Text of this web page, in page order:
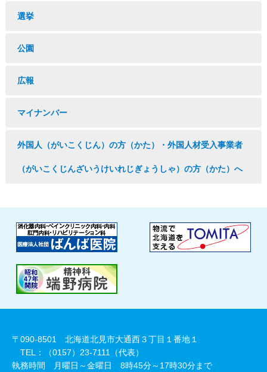
選挙
公園
広報
マイナンバー
外国人（がいこくじん）の方（かた）・外国人材受入事業者
（がいこくじんざいうけいれじぎょうしゃ）の方（かた）へ
〒090-8501 北海道北見市大通西３丁目１番地１
TEL：（0157）23-7111（代表）
執務時間 月曜日～金曜日 8時45分～17時30分まで